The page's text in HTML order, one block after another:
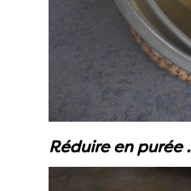
Réduire en purée .